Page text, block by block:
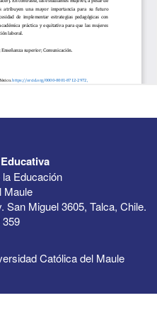
Educación
Maule
San Miguel 3605, Talca, Chile.
Católica del Maule